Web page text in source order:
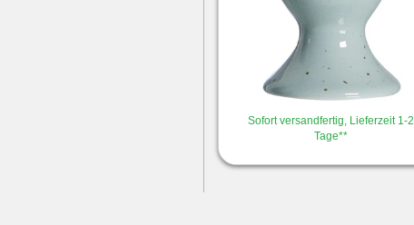
Sofort versandfertig, Lieferzeit 1-2
Tage**